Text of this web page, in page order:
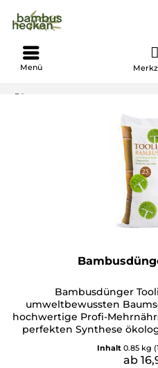
Menü
Dünger
Bambusdünger
umweltbewussten
hochwertige Profi-
perfekten Synthese
Vorteile.
Inhalt 0.85 kg
ab